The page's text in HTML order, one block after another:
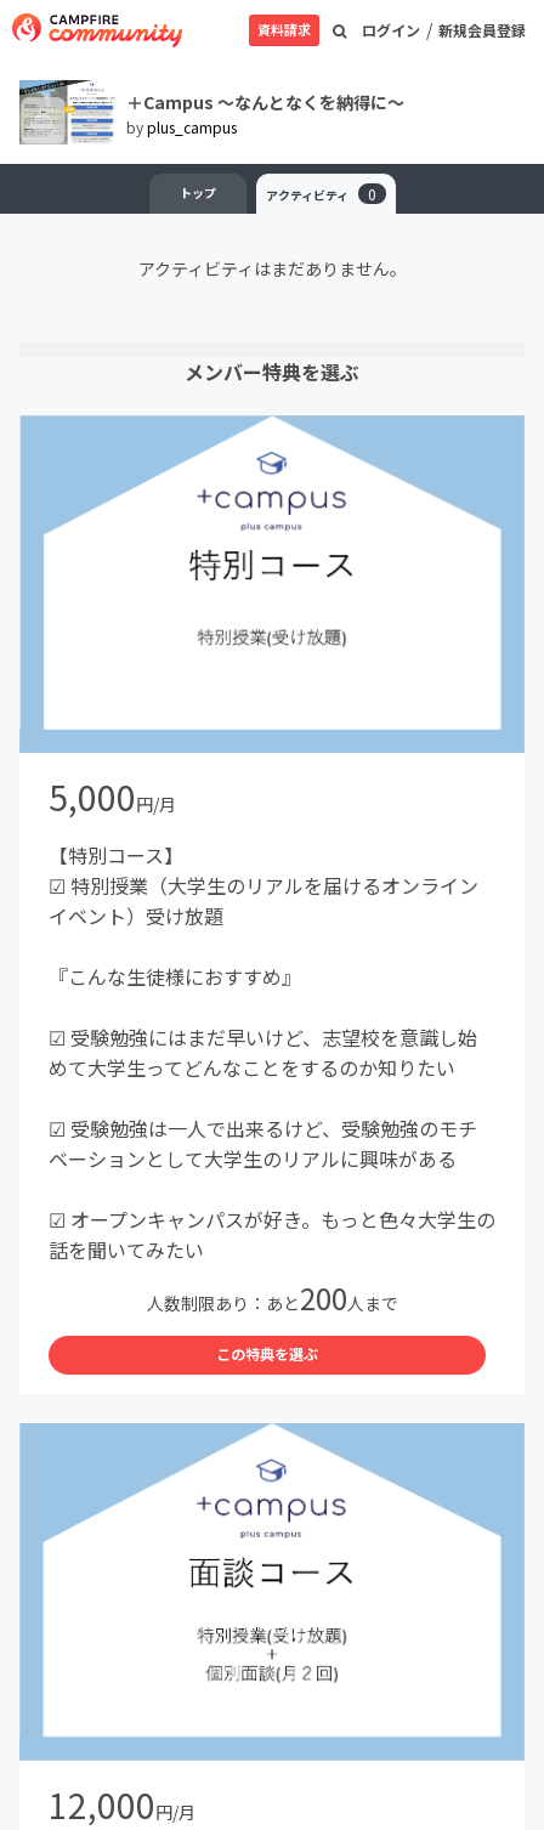
ログイン / 新規会員登録
資料請求
＋Campus 〜なんとなくを納得に〜
byplus_campus
トップ アクティビティ 0
アクティビティはまだありません。
メンバー特典を選ぶ
5,000円/月
【特別コース】
☑︎ 特別授業（大学生のリアルを届けるオンライン
イベント）受け放題
『こんな生徒様におすすめ』
☑︎ 受験勉強にはまだ早いけど、志望校を意識し始
めて大学生ってどんなことをするのか知りたい
☑︎ 受験勉強は一人で出来るけど、受験勉強のモチ
ベーションとして大学生のリアルに興味がある
☑︎ オープンキャンパスが好き。もっと色々大学生の
話を聞いてみたい
人数制限あり：あと200人まで
この特典を選ぶ
12,000円/月